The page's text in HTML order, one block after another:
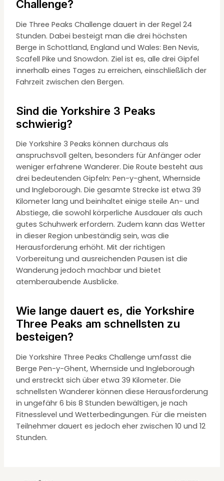
Challenge?
Die Three Peaks Challenge dauert in der Regel 24
Stunden. Dabei besteigt man die drei höchsten
Berge in Schottland, England und Wales: Ben Nevis,
Scafell Pike und Snowdon. Ziel ist es, alle drei Gipfel
innerhalb eines Tages zu erreichen, einschließlich der
Fahrzeit zwischen den Bergen.
Sind die Yorkshire 3 Peaks
schwierig?
Die Yorkshire 3 Peaks können durchaus als
anspruchsvoll gelten, besonders für Anfänger oder
weniger erfahrene Wanderer. Die Route besteht aus
drei bedeutenden Gipfeln: Pen-y-ghent, Whernside
und Ingleborough. Die gesamte Strecke ist etwa 39
Kilometer lang und beinhaltet einige steile An- und
Abstiege, die sowohl körperliche Ausdauer als auch
gutes Schuhwerk erfordern. Zudem kann das Wetter
in dieser Region unbeständig sein, was die
Herausforderung erhöht. Mit der richtigen
Vorbereitung und ausreichenden Pausen ist die
Wanderung jedoch machbar und bietet
atemberaubende Ausblicke.
Wie lange dauert es, die Yorkshire
Three Peaks am schnellsten zu
besteigen?
Die Yorkshire Three Peaks Challenge umfasst die
Berge Pen-y-Ghent, Whernside und Ingleborough
und erstreckt sich über etwa 39 Kilometer. Die
schnellsten Wanderer können diese Herausforderung
in ungefähr 6 bis 8 Stunden bewältigen, je nach
Fitnesslevel und Wetterbedingungen. Für die meisten
Teilnehmer dauert es jedoch eher zwischen 10 und 12
Stunden.